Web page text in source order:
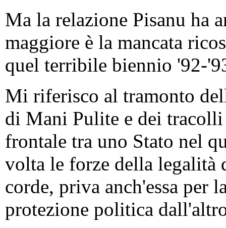
Ma la relazione Pisanu ha
maggiore è la mancata
quel terribile biennio '92-
Mi riferisco al tramonto
di Mani Pulite e dei
frontale tra uno Stato nel
volta le forze della legalità
corde, priva anch'essa per
protezione politica